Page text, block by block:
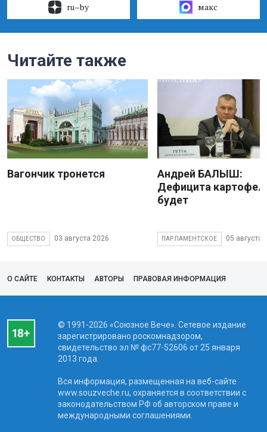
ru–by макс
Читайте также
Вагончик тронется
ОБЩЕСТВО 03 августа 2026
Андрей БАЛЫШ:
Дефицита
будет
ПАРЛАМЕНТСКОЕ 05 августа
О САЙТЕ КОНТАКТЫ АВТОРЫ ПРАВОВАЯ ИНФОРМАЦИЯ
© 1991-2026 «Союзное Вече». Сетевое издание
зарегистрировано роскомнадзором,
свидетельство эл № фc77-52606 от 25 января
2013 года.
Вся информация, размещенная на веб-сайте
www.souzveche.ru, охраняется в соответствии с
законодательством РФ об авторском праве и
международными соглашениями.